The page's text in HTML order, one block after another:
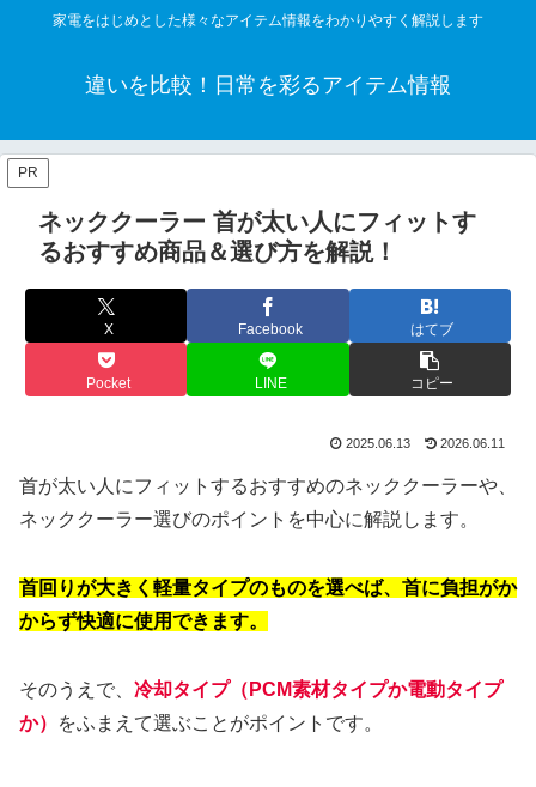
家電をはじめとした様々なアイテム情報をわかりやすく解説します
違いを比較！日常を彩るアイテム情報
PR
ネッククーラー 首が太い人にフィットす
るおすすめ商品＆選び方を解説！
X Facebook はてブ
Pocket LINE コピー
2025.06.13 2026.06.11
首が太い人にフィットするおすすめのネッククーラーや、
ネッククーラー選びのポイントを中心に解説します。
首回りが大きく軽量タイプのものを選べば、首に負担がか
からず快適に使用できます。
そのうえで、 冷却タイプ（PCM素材タイプか電動タイプ
か）
をふまえて選ぶことがポイントです。